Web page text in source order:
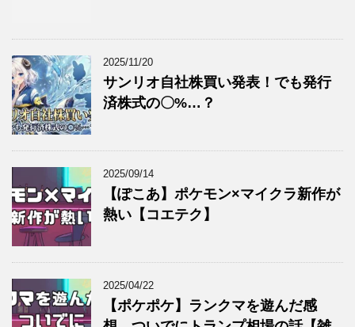
2025/11/20
サンリオ自社株買い発表！でも発行
済株式の〇%…？
2025/09/14
【ぽこあ】ポケモン×マイクラ新作が
熱い【コエテク】
2025/04/22
【ポケポケ】ランクマを遊んだ感